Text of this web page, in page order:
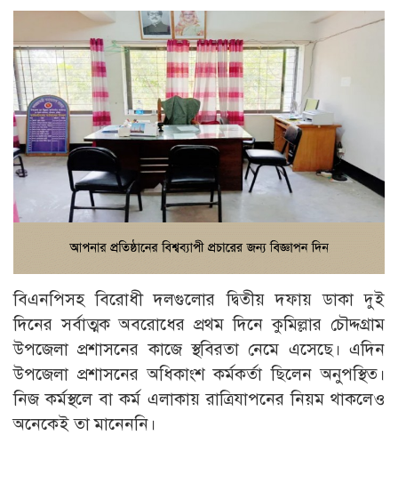
বিএনপিসহ বিরোধী দলগুলোর দ্বিতীয় দফায় ডাকা দুই
দিনের সর্বাত্মক অবরোধের প্রথম দিনে কুমিল্লার চৌদ্দগ্রাম
উপজেলা প্রশাসনের কাজে স্থবিরতা নেমে এসেছে। এদিন
উপজেলা প্রশাসনের অধিকাংশ কর্মকর্তা ছিলেন অনুপস্থিত।
নিজ কর্মস্থলে বা কর্ম এলাকায় রাত্রিযাপনের নিয়ম থাকলেও
অনেকেই তা মানেননি।